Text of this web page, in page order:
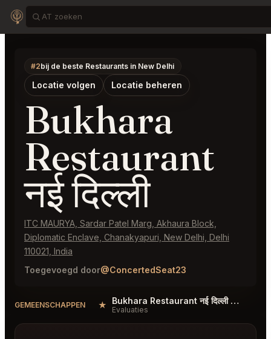
#2bij de beste Restaurants in New Delhi
Locatie volgen Locatie beheren
Bukhara
Restaurant
नई दिल्ली
ITC MAURYA, Sardar Patel Marg, Akhaura Block,
Diplomatic Enclave, Chanakyapuri, New Delhi, Delhi
110021, India
Toegevoegd door@ConcertedSeat23
GEMEENSCHAPPEN ★ Bukhara Restaurant नई दिल्ली Reviews
Evaluaties